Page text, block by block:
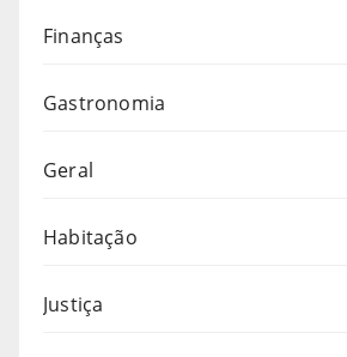
Finanças
Gastronomia
Geral
Habitação
Justiça